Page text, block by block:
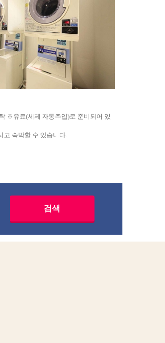
※유료(세제 자동주입)로 준비되어 있
고 숙박할 수 있습니다.